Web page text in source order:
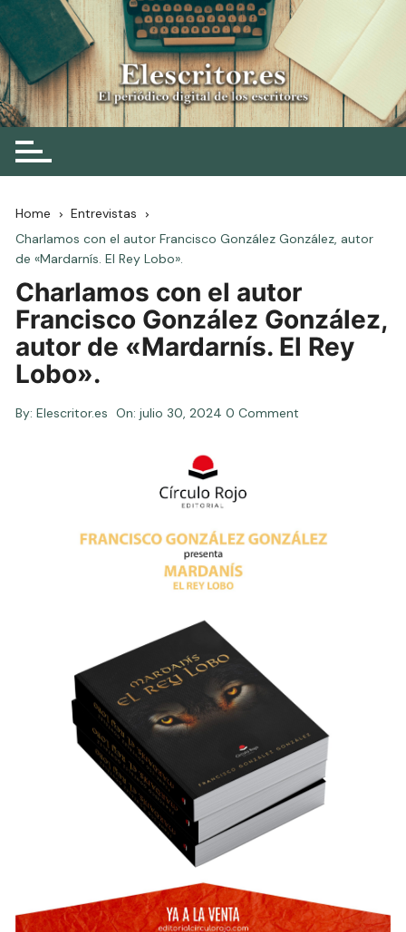
Skip
to
content
Elescritor.es
El periódico digital de los escritores
Home
Entrevistas
Charlamos con el autor Francisco González González, autor
de «Mardarnís. El Rey Lobo».
Charlamos con el autor
Francisco González González,
autor de «Mardarnís. El Rey
Lobo».
By: Elescritor.es On:julio 30, 2024 0 Comment